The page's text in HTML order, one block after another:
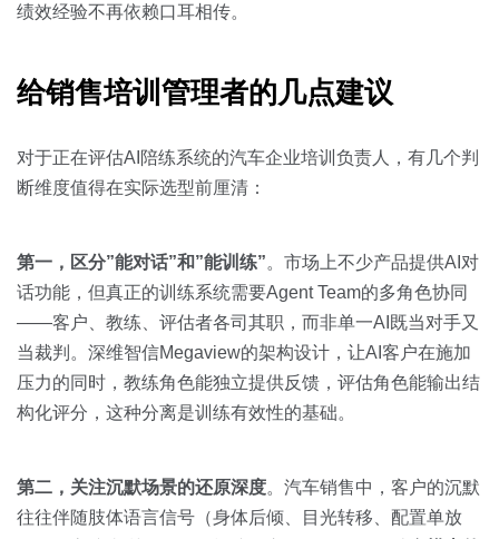
绩效经验不再依赖口耳相传。
给销售培训管理者的几点建议
对于正在评估AI陪练系统的汽车企业培训负责人，有几个判
断维度值得在实际选型前厘清：
第一，区分”能对话”和”能训练”。市场上不少产品提供AI对
话功能，但真正的训练系统需要Agent Team的多角色协同
——客户、教练、评估者各司其职，而非单一AI既当对手又
当裁判。深维智信Megaview的架构设计，让AI客户在施加
压力的同时，教练角色能独立提供反馈，评估角色能输出结
构化评分，这种分离是训练有效性的基础。
第二，关注沉默场景的还原深度。汽车销售中，客户的沉默
往往伴随肢体语言信号（身体后倾、目光转移、配置单放